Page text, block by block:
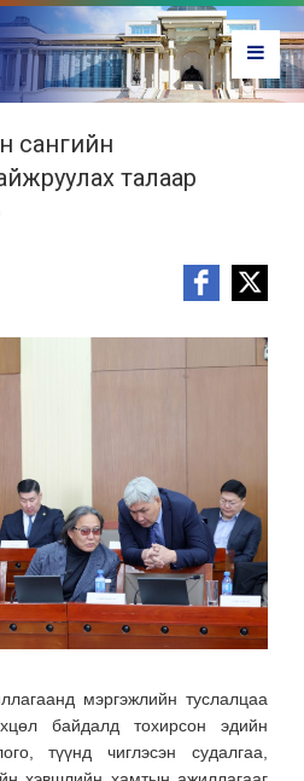
сангийн
талаар
мэргэжлийн туслалцаа
байдалд тохирсон эдийн
түүнд чиглэсэн судалгаа,